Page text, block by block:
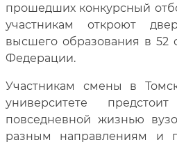
прошедших конкурсный
участникам откроют
высшего образования в 52
Федерации.
Участникам смены в
университете
повседневной жизнью
разным направлениям и